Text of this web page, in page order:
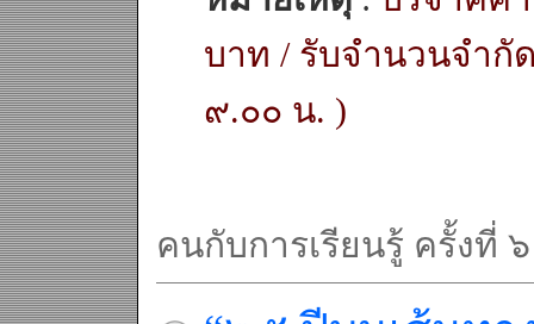
บาท / รับจำนวนจำกั
๙.๐๐ น. )
คนกับการเรียนรู้ ครั้งที่ ๖